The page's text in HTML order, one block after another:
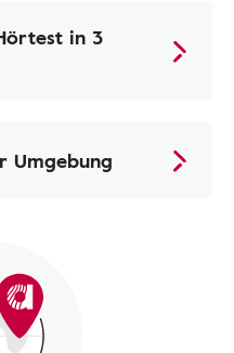
in 3
Umgebung